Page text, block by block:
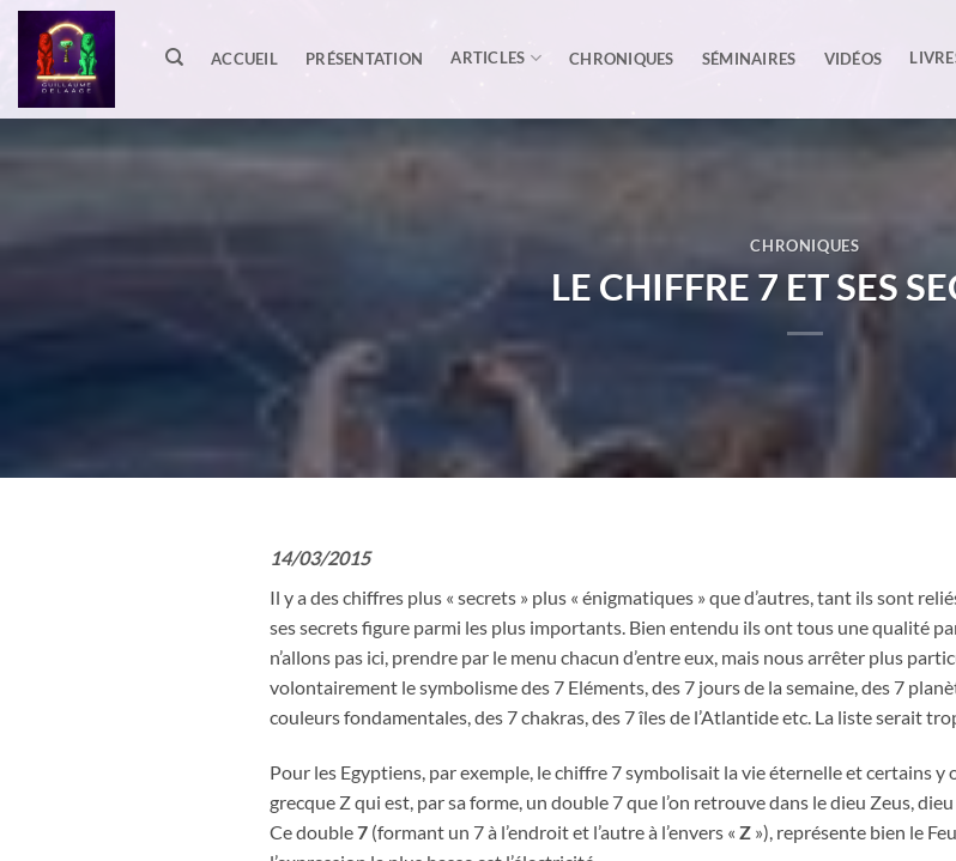
Passer
contenu
ACCUEIL PRÉSENTATION ARTICLES CHRONIQUES SÉMINAIRES VIDÉOS
CHRONIQUES
LE CHIFFRE 7 ET SES
14/03/2015
Il y a des chiffres plus « secrets » plus « énigmatiques » que d’autres, tant ils sont
ses secrets figure parmi les plus importants. Bien entendu ils ont tous une qualité
n’allons pas ici, prendre par le menu chacun d’entre eux, mais nous arrêter plus
volontairement le symbolisme des 7 Eléments, des 7 jours de la semaine, des 7
couleurs fondamentales, des 7 chakras, des 7 îles de l’Atlantide etc. La liste serait
Pour les Egyptiens, par exemple, le chiffre 7 symbolisait la vie éternelle et certains
grecque Z qui est, par sa forme, un double 7 que l’on retrouve dans le dieu Zeus,
Ce double7(formant un 7 à l’endroit et l’autre à l’envers « Z»), représente bien le